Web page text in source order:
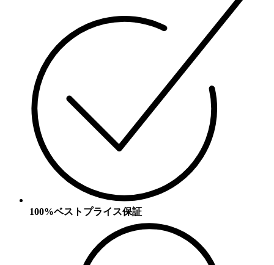
100%ベストプライス保証